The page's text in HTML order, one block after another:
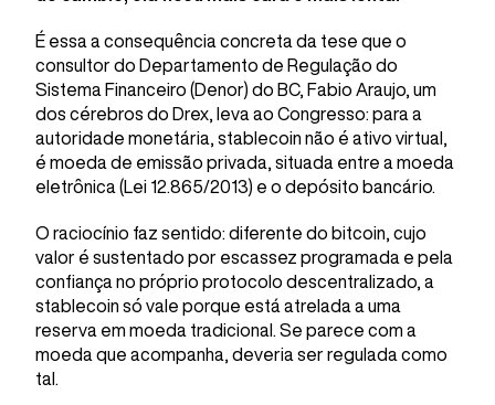
É essa a consequência concreta da tese que o
consultor do Departamento de Regulação do
Sistema Financeiro (Denor) do BC, Fabio Araujo, um
dos cérebros do Drex, leva ao Congresso: para a
autoridade monetária, stablecoin não é ativo virtual,
é moeda de emissão privada, situada entre a moeda
eletrônica (Lei 12.865/2013) e o depósito bancário.
O raciocínio faz sentido: diferente do bitcoin, cujo
valor é sustentado por escassez programada e pela
confiança no próprio protocolo descentralizado, a
stablecoin só vale porque está atrelada a uma
reserva em moeda tradicional. Se parece com a
moeda que acompanha, deveria ser regulada como
tal.